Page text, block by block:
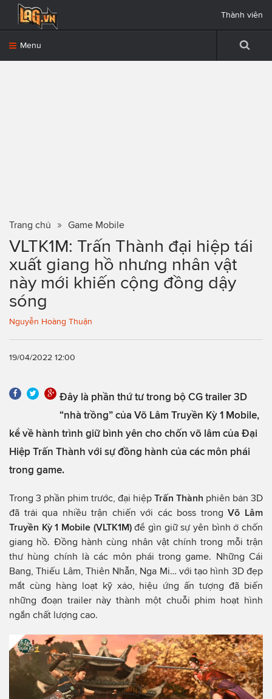
Menu
Thành viên
Trang chủ Game Mobile
VLTK1M: Trấn Thành đại hiệp tái
xuất giang hồ nhưng nhân vật
này mới khiến cộng đồng dậy
sóng
Nguyễn Hoàng Thuận
19/04/2022 12:00
Đây là phần thứ tư trong bộ CG trailer 3D
“nhà trồng” của Võ Lâm Truyền Kỳ 1 Mobile,
kể về hành trình giữ bình yên cho chốn võ lâm của Đại
Hiệp Trấn Thành với sự đồng hành của các môn phái
trong game.
Trong 3 phần phim trước, đại hiệp Trấn Thành phiên bản 3D
đã trải qua nhiều trận chiến với các boss trongVõ Lâm
Truyền Kỳ 1 Mobile (VLTK1M)để gìn giữ sự yên bình ở chốn
giang hồ. Đồng hành cùng nhân vật chính trong mỗi trận
thư hùng chính là các môn phái trong game. Những Cái
Bang, Thiếu Lâm, Thiên Nhẫn, Nga Mi… với tạo hình 3D đẹp
mắt cùng hàng loạt kỹ xảo, hiệu ứng ấn tượng đã biến
những đoạn trailer này thành một chuỗi phim hoạt hình
ngắn chất lượng cao.